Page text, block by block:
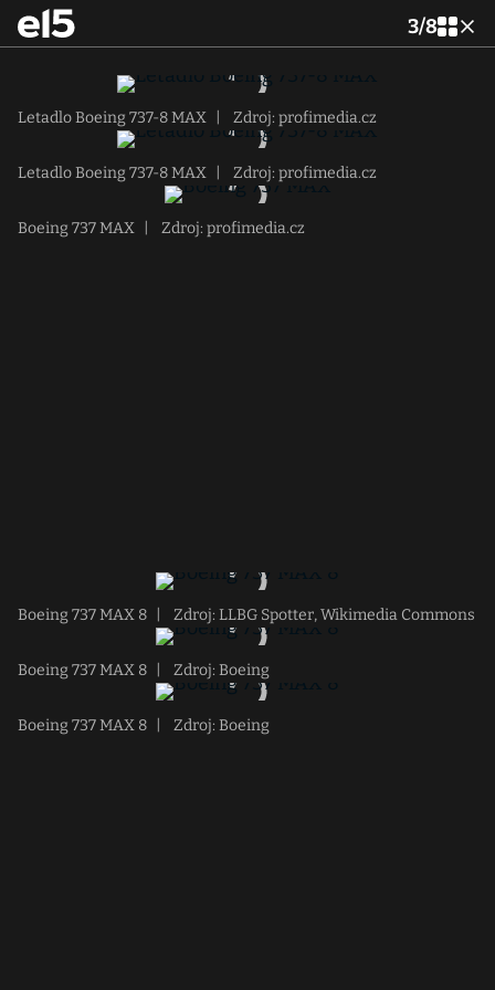
3/8
Letadlo Boeing 737-8 MAX Zdroj: profimedia.cz
Letadlo Boeing 737-8 MAX Zdroj: profimedia.cz
Boeing 737 MAX Zdroj: profimedia.cz
Boeing 737 MAX 8 Zdroj: LLBG Spotter, Wikimedia Commons
Boeing 737 MAX 8 Zdroj: Boeing
Boeing 737 MAX 8 Zdroj: Boeing